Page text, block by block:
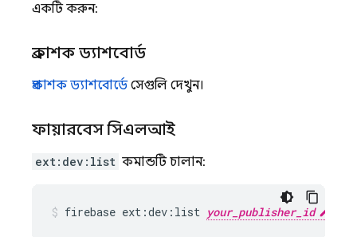
একটি করুন:
প্রকাশক ড্যাশবোর্ড
প্রকাশক ড্যাশবোর্ডেসেগুলি দেখুন।
ফায়ারবেস সিএলআই
ext:dev:list কমান্ডটি চালান:
firebase ext:dev:list your_publisher_id